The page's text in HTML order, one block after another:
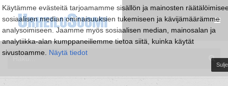
Käytämme evästeitä tarjoamamme sisällön ja mainosten
sosiaalisen median ominaisuuksien tukemiseen ja kävijämäärämme
analysoimiseen. Jaamme myös sosiaalisen median, mainosalan ja
analytiikka-alan kumppaneillemme tietoa siitä, kuinka käytät
sivustoamme. Näytä tiedot
Sulje